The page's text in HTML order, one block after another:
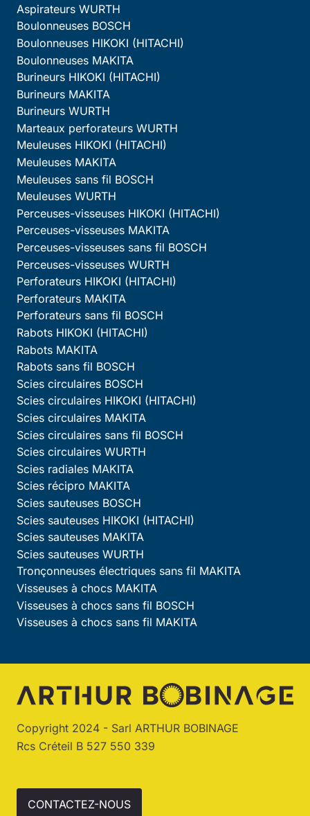
Aspirateurs WURTH
Boulonneuses BOSCH
Boulonneuses HIKOKI (HITACHI)
Boulonneuses MAKITA
Burineurs HIKOKI (HITACHI)
Burineurs MAKITA
Burineurs WURTH
Marteaux perforateurs WURTH
Meuleuses HIKOKI (HITACHI)
Meuleuses MAKITA
Meuleuses sans fil BOSCH
Meuleuses WURTH
Perceuses-visseuses HIKOKI (HITACHI)
Perceuses-visseuses MAKITA
Perceuses-visseuses sans fil BOSCH
Perceuses-visseuses WURTH
Perforateurs HIKOKI (HITACHI)
Perforateurs MAKITA
Perforateurs sans fil BOSCH
Rabots HIKOKI (HITACHI)
Rabots MAKITA
Rabots sans fil BOSCH
Scies circulaires BOSCH
Scies circulaires HIKOKI (HITACHI)
Scies circulaires MAKITA
Scies circulaires sans fil BOSCH
Scies circulaires WURTH
Scies radiales MAKITA
Scies récipro MAKITA
Scies sauteuses BOSCH
Scies sauteuses HIKOKI (HITACHI)
Scies sauteuses MAKITA
Scies sauteuses WURTH
Tronçonneuses électriques sans fil MAKITA
Visseuses à chocs MAKITA
Visseuses à chocs sans fil BOSCH
Visseuses à chocs sans fil MAKITA
Copyright 2024 - Sarl ARTHUR BOBINAGE
Rcs Créteil B 527 550 339
CONTACTEZ-NOUS